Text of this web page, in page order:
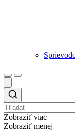
Zobraziť viac
Zobraziť menej